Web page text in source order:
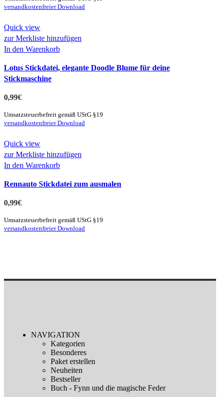
versandkostenfreier Download
Quick view
zur Merkliste hinzufügen
In den Warenkorb
Lotus Stickdatei, elegante Doodle Blume für deine
Stickmaschine
0,99€
Umsatzsteuerbefreit gemäß UStG §19
versandkostenfreier Download
Quick view
zur Merkliste hinzufügen
In den Warenkorb
Rennauto Stickdatei zum ausmalen
0,99€
Umsatzsteuerbefreit gemäß UStG §19
versandkostenfreier Download
NAVIGATION
Kategorien
Besonderes
Paket erstellen
Neuheiten
Bestseller
Buch - Fynn und die magische Feder